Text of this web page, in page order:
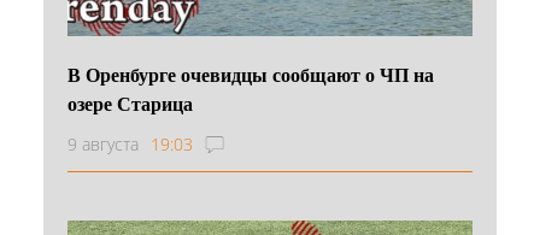
В Оренбурге очевидцы сообщают о ЧП на
озере Старица
9 августа 19:03